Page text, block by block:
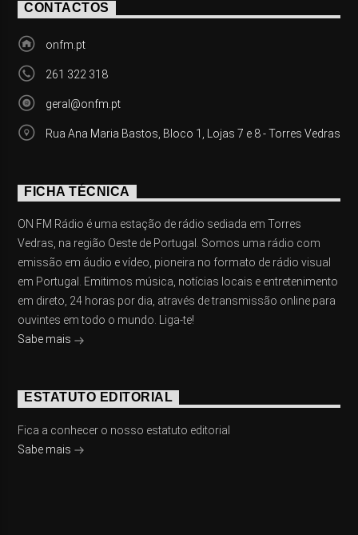
CONTACTOS
onfm.pt
261 322 318
geral@onfm.pt
Rua Ana Maria Bastos, Bloco 1, Lojas 7 e 8 - Torres Vedras
FICHA TÉCNICA
ON FM Rádio é uma estação de rádio sediada em Torres
Vedras, na região Oeste de Portugal. Somos uma rádio com
emissão em áudio e vídeo, pioneira no formato de rádio visual
em Portugal. Emitimos música, notícias locais e entretenimento
em direto, 24 horas por dia, através de transmissão online para
ouvintes em todo o mundo. Liga-te!
Sabe mais
ESTATUTO EDITORIAL
Fica a conhecer o nosso estatuto editorial
Sabe mais